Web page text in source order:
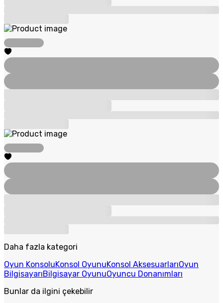
Daha fazla kategori
Oyun KonsoluKonsol OyunuKonsol AksesuarlarıOyun
BilgisayarıBilgisayar OyunuOyuncu Donanımları
Bunlar da ilgini çekebilir